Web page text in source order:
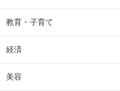
教育・子育て
経済
美容